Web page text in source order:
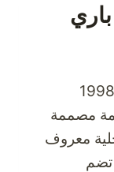
يقدم متجر بير ضروريات منذ عام 1998
مصممة
معروف
تضم